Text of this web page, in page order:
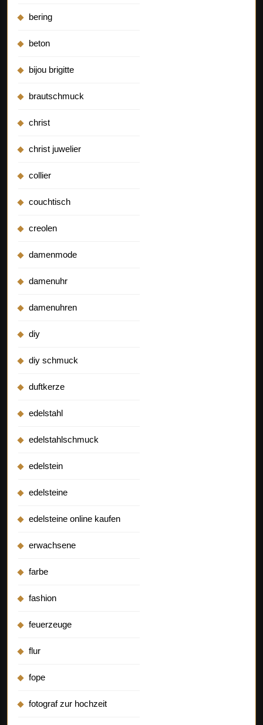
bering
beton
bijou brigitte
brautschmuck
christ
christ juwelier
collier
couchtisch
creolen
damenmode
damenuhr
damenuhren
diy
diy schmuck
duftkerze
edelstahl
edelstahlschmuck
edelstein
edelsteine
edelsteine online kaufen
erwachsene
farbe
fashion
feuerzeuge
flur
fope
fotograf zur hochzeit